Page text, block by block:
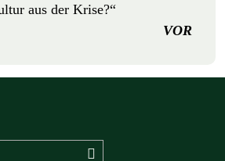
aus der Krise?“
VOR